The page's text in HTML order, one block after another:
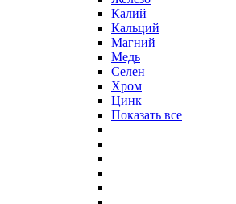
Калий
Кальций
Магний
Медь
Селен
Хром
Цинк
Показать все